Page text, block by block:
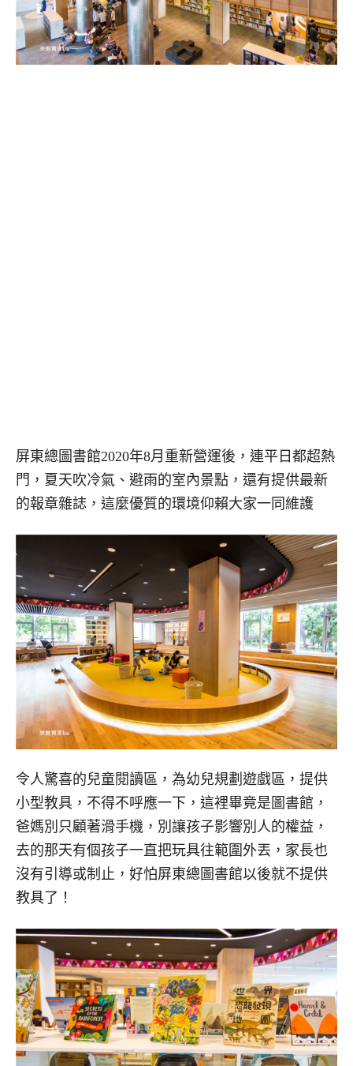
屏東總圖書館2020年8月重新營運後，連平日都超熱
門，夏天吹冷氣、避雨的室內景點，還有提供最新
的報章雜誌，這麼優質的環境仰賴大家一同維護
令人驚喜的兒童閱讀區，為幼兒規劃遊戲區，提供
小型教具，不得不呼應一下，這裡畢竟是圖書館，
爸媽別只顧著滑手機，別讓孩子影響別人的權益，
去的那天有個孩子一直把玩具往範圍外丟，家長也
沒有引導或制止，好怕屏東總圖書館以後就不提供
教具了！